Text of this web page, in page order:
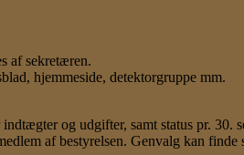
af sekretæren.
hjemmeside, detektorgruppe mm.
og udgifter, samt status pr. 30.
af bestyrelsen. Genvalg kan finde